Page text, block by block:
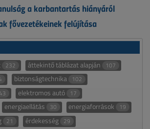
a karbantartás hiányáról
fővezetékeinek felújítása
232 áttekintő táblázat alapján 107
biztonságtechnika 102
43 elektromos autó 17
energiaellátás 30 energiaforrások 19
21 érdekesség 29